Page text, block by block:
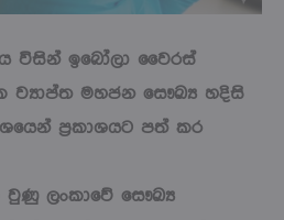
විසින් ඉබෝලා වෛරස්
ව්‍යාප්ත මහජන සෞඛ්‍ය හදිසි
ප්‍රකාශයට පත් කර
වුණු ලංකාවේ සෞඛ්‍ය